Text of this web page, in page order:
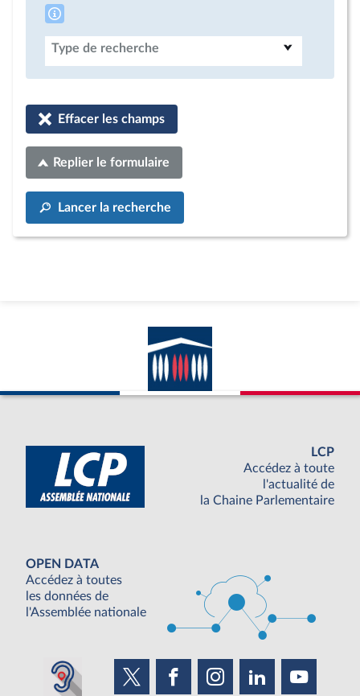
Type de recherche
Effacer les champs
Replier le formulaire
Lancer la recherche
LCP
Accédez à toute
l'actualité de
la Chaine Parlementaire
OPEN DATA
Accédez à toutes
les données de
l'Assemblée nationale